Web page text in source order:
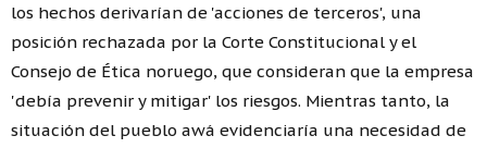
los hechos derivarían de 'acciones de terceros', una
posición rechazada por la Corte Constitucional y el
Consejo de Ética noruego, que consideran que la empresa
'debía prevenir y mitigar' los riesgos. Mientras tanto, la
situación del pueblo awá evidenciaría una necesidad de